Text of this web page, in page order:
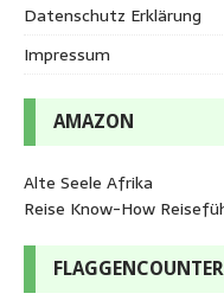
Datenschutz Erklärung
Impressum
AMAZON
Alte Seele Afrika
Reise Know-How
FLAGGENCOUNTER